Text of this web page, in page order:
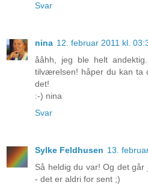
Svar
nina 12. februar 2011 kl.
ååhh, jeg ble helt
tilværelsen! håper du kan ta
det!
:-) nina
Svar
Sylke Feldhusen 13.
Så heldig du var! Og det
- det er aldri for sent ;)